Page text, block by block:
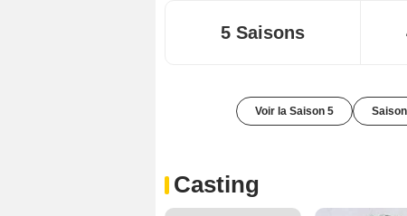
5 Saisons
Voir la Saison 5
Casting